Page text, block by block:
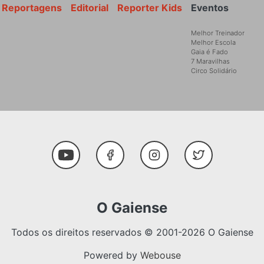
Eventos
Melhor Treinador
Melhor Escola
Gaia é Fado
7 Maravilhas
Circo Solidário
Reporter Kids
Editorial
Reportagens
Social Media
Youtube FacebookInstagramTwitter
O Gaiense
Todos os direitos reservados © 2001-2026 O Gaiense
Powered by Webouse